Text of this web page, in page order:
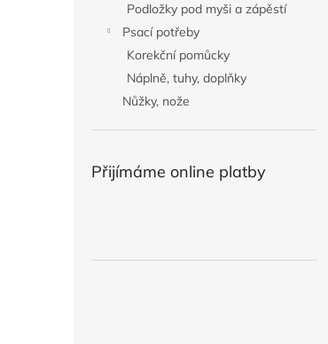
Podložky pod myši a zápěstí
Psací potřeby
Korekční pomůcky
Náplně, tuhy, doplňky
Nůžky, nože
Přijímáme online platby